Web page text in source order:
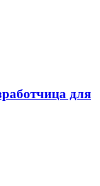
для